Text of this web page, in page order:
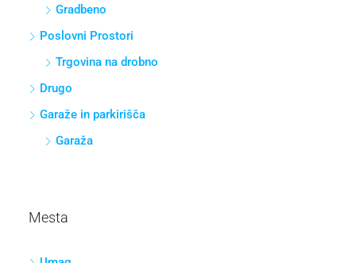
Gradbeno
Poslovni Prostori
Trgovina na drobno
Drugo
Garaže in parkirišča
Garaža
Mesta